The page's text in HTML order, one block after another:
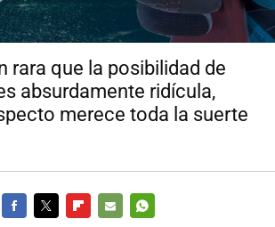
rara que la posibilidad de
absurdamente ridícula,
merece toda la suerte